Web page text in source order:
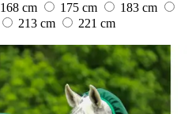
168 cm 175 cm
183 cm
213 cm
221 cm